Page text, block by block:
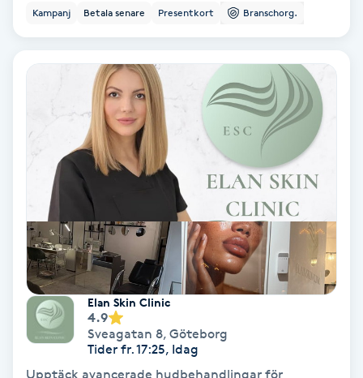
Volymfransar
Yin Yoga
Yoga Nidra
Yogamassage
Zonterapi
Kampanj Betala senare Presentkort Branschorg.
Elan Skin Clinic
4.9
Sveagatan 8, Göteborg
Tider fr. 17:25, Idag
Upptäck avancerade hudbehandlingar för